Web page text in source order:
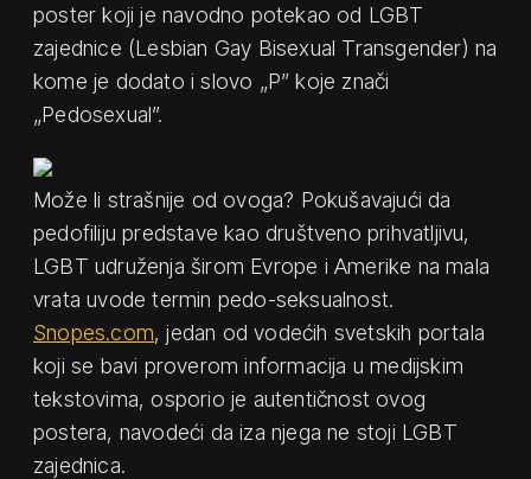
poster koji je navodno potekao od LGBT
zajednice (Lesbian Gay Bisexual Transgender) na
kome je dodato i slovo „P” koje znači
„Pedosexual”.
Može li strašnije od ovoga? Pokušavajući da
pedofiliju predstave kao društveno prihvatljivu,
LGBT udruženja širom Evrope i Amerike na mala
vrata uvode termin pedo-seksualnost.
Snopes.com, jedan od vodećih svetskih portala
koji se bavi proverom informacija u medijskim
tekstovima, osporio je autentičnost ovog
postera, navodeći da iza njega ne stoji LGBT
zajednica.